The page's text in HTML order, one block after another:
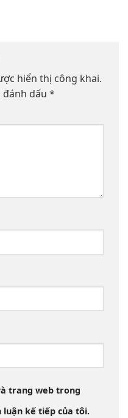
hiển thị công khai.
dấu *
trang web trong
kế tiếp của tôi.